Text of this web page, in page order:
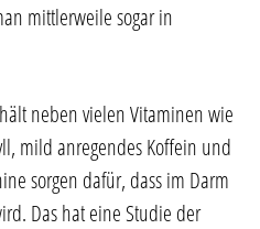
mittlerweile sogar in
neben vielen Vitaminen wie
mild anregendes Koffein und
sorgen dafür, dass im Darm
Das hat eine Studie der